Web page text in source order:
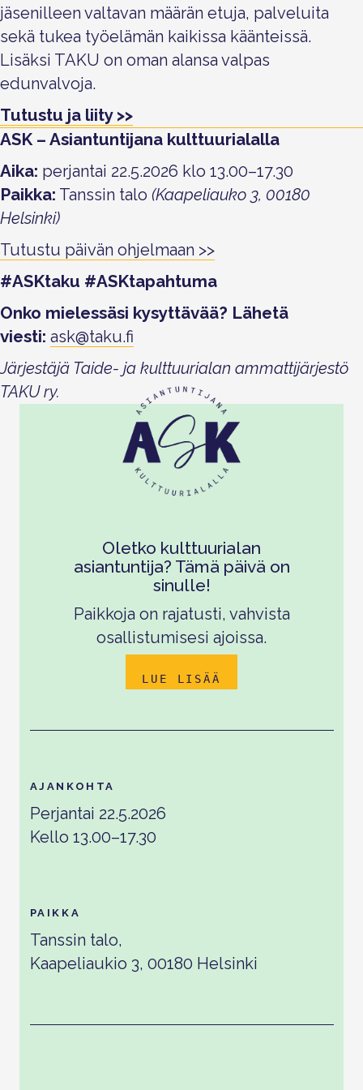
jäsenilleen valtavan määrän etuja, palveluita
sekä tukea työelämän kaikissa käänteissä.
Lisäksi TAKU on oman alansa valpas
edunvalvoja.
Tutustu ja liity >>
ASK – Asiantuntijana kulttuurialalla
Aika: perjantai 22.5.2026 klo 13.00–17.30
Paikka: Tanssin talo (Kaapeliauko 3, 00180
Helsinki)
Tutustu päivän ohjelmaan >>
#ASKtaku #ASKtapahtuma
Onko mielessäsi kysyttävää? Lähetä
viesti: ask@taku.fi
Järjestäjä Taide- ja kulttuurialan ammattijärjestö
TAKU ry.
Oletko kulttuurialan
asiantuntija? Tämä päivä on
sinulle!
Paikkoja on rajatusti, vahvista
osallistumisesi ajoissa.
LUE LISÄÄ
AJANKOHTA
Perjantai 22.5.2026
Kello 13.00–17.30
PAIKKA
Tanssin talo,
Kaapeliaukio 3, 00180 Helsinki